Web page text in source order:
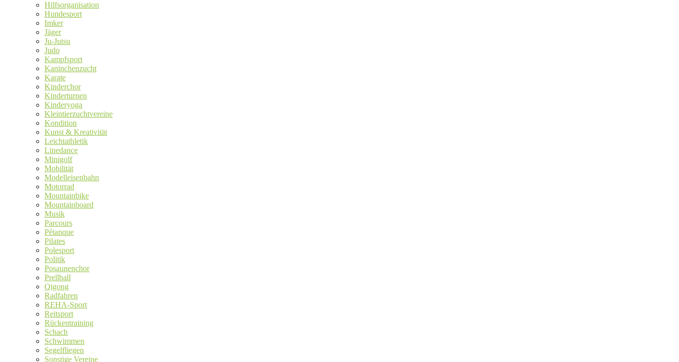
Hilfsorganisation
Hundesport
Imker
Jäger
Ju-Jutsu
Judo
Kampfsport
Kaninchenzucht
Karate
Kinderchor
Kinderturnen
Kinderyoga
Kleintierzuchtvereine
Kondition
Kunst & Kreativität
Leichtathletik
Linedance
Minigolf
Mobilität
Modelleisenbahn
Motorrad
Mountainbike
Mountainboard
Musik
Parcours
Pétanque
Pilates
Polesport
Politik
Posaunenchor
Prellball
Qigong
Radfahren
REHA-Sport
Reitsport
Rückentraining
Schach
Schwimmen
Segelfliegen
Sonstige Vereine